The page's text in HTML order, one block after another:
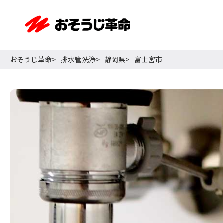
おそうじ革命 排水管洗浄 静岡県 富士宮市